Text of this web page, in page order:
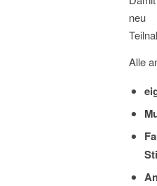
neu
Alle